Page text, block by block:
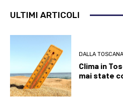
ULTIMI ARTICOLI
DALLA TOSCANA
Clima in
mai state